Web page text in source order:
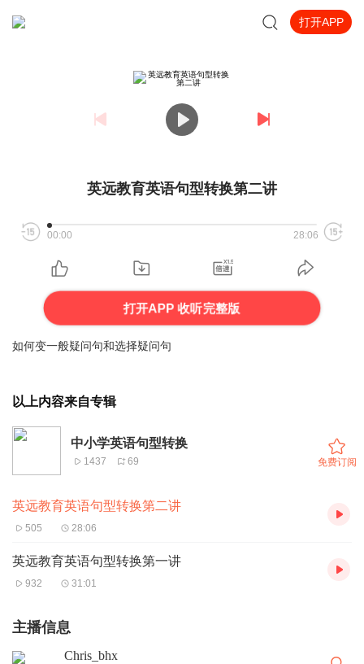
打开APP
英远教育英语句型转换第二讲
00:00 28:06
打开APP 收听完整版
如何变一般疑问句和选择疑问句
以上内容来自专辑
中小学英语句型转换
1437 69 免费订阅
英远教育英语句型转换第二讲
505 28:06
英远教育英语句型转换第一讲
932 31:01
主播信息
Chris_bhx